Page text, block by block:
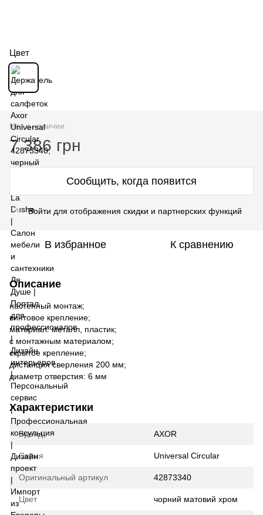
Цвет
Нет в наличии
7 386 грн
Сообщить, когда появится
% Войти для отображения скидки и партнерских функций
В избранное К сравнению
Описание
настенный монтаж;
винтовое крепление;
материал: металл, пластик;
с монтажным материалом;
скрытое крепление;
дистанция сверления 200 мм;
диаметр отверстия: 6 мм
Характеристики
Бренд AXOR
Серия Universal Circular
Оригинальный артикул 42873340
Цвет чорний матовий хром